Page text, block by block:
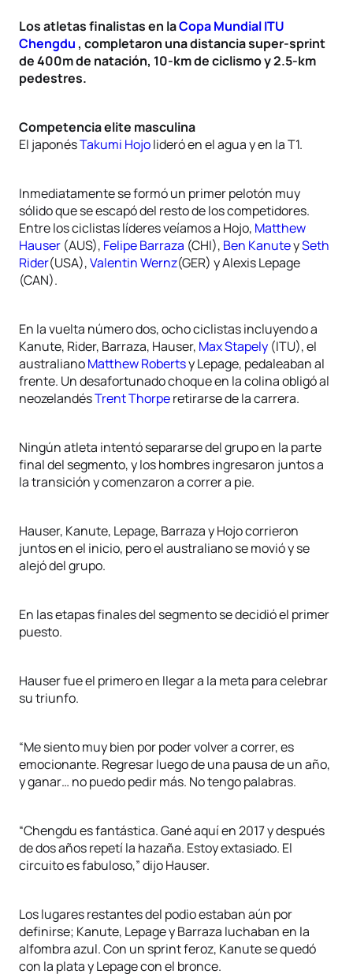
Los atletas finalistas en laCopa Mundial ITU
Chengdu , completaron una distancia super-sprint
de 400m de natación, 10-km de ciclismo y 2.5-km
pedestres.
Competencia elite masculina
El japonésTakumi Hojolideró en el agua y en la T1.
Inmediatamente se formó un primer pelotón muy
sólido que se escapó del resto de los competidores.
Entre los ciclistas líderes veíamos a Hojo, Matthew
Hauser (AUS), Felipe Barraza (CHI), Ben KanuteySeth
Rider(USA),Valentin Wernz(GER) y Alexis Lepage
(CAN).
En la vuelta número dos, ocho ciclistas incluyendo a
Kanute, Rider, Barraza, Hauser, Max Stapely (ITU), el
australianoMatthew Robertsy Lepage, pedaleaban al
frente. Un desafortunado choque en la colina obligó al
neozelandésTrent Thorperetirarse de la carrera.
Ningún atleta intentó separarse del grupo en la parte
final del segmento, y los hombres ingresaron juntos a
la transición y comenzaron a correr a pie.
Hauser, Kanute, Lepage, Barraza y Hojo corrieron
juntos en el inicio, pero el australiano se movió y se
alejó del grupo.
En las etapas finales del segmento se decidió el primer
puesto.
Hauser fue el primero en llegar a la meta para celebrar
su triunfo.
“Me siento muy bien por poder volver a correr, es
emocionante. Regresar luego de una pausa de un año,
y ganar… no puedo pedir más. No tengo palabras.
“Chengdu es fantástica. Gané aquí en 2017 y después
de dos años repetí la hazaña. Estoy extasiado. El
circuito es fabuloso,” dijo Hauser.
Los lugares restantes del podio estaban aún por
definirse; Kanute, Lepage y Barraza luchaban en la
alfombra azul. Con un sprint feroz, Kanute se quedó
con la plata y Lepage con el bronce.